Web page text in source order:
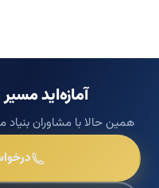
آمازه‌اید مسیر
همین حالا با مشاوران بنیاد